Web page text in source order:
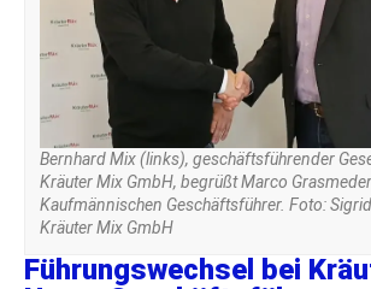
Bernhard Mix (links), geschäftsführender
Kräuter Mix GmbH, begrüßt Marco
Kaufmännischen Geschäftsführer. Foto:
Kräuter Mix GmbH
Führungswechsel bei